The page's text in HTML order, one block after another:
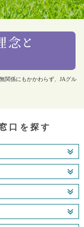
関係にもかかわらず、JAグル
口を探す